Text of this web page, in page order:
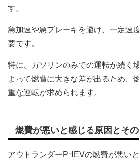
す。
急加速や急ブレーキを避け、一定速
要です。
特に、ガソリンのみでの運転が続く
よって燃費に大きな差が出るため、
重な運転が求められます。
燃費が悪いと感じる原因とそ
アウトランダーPHEVの燃費が悪い